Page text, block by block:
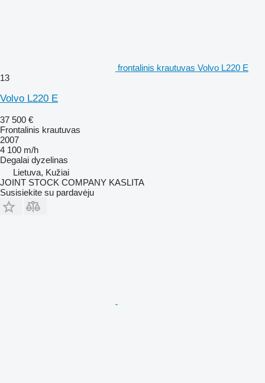
frontalinis krautuvas Volvo L220 E
13
Volvo L220 E
37 500 €
Frontalinis krautuvas
2007
4 100 m/h
Degalai dyzelinas
Lietuva, Kužiai
JOINT STOCK COMPANY KASLITA
Susisiekite su pardavėju